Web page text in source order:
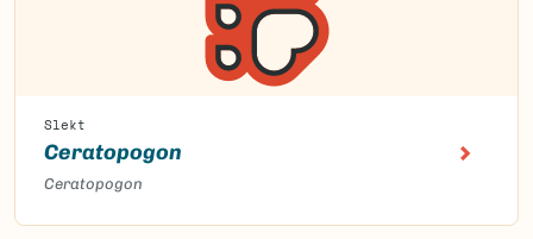
Slekt
Ceratopogon
Ceratopogon